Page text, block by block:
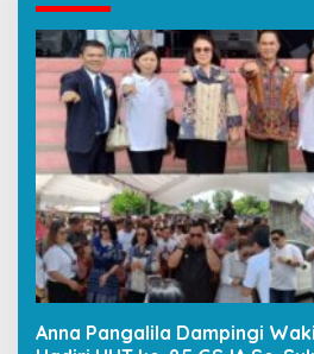
Anna Pangalila Dampingi